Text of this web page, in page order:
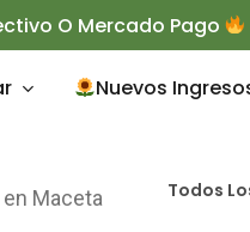
O Mercado Pago
Nuevos
Maceta Todos